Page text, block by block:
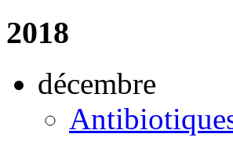
2018
décembre